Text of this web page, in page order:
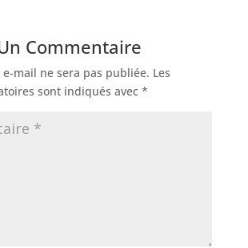
Commentaire
mail ne sera pas publiée. Les
sont indiqués avec *